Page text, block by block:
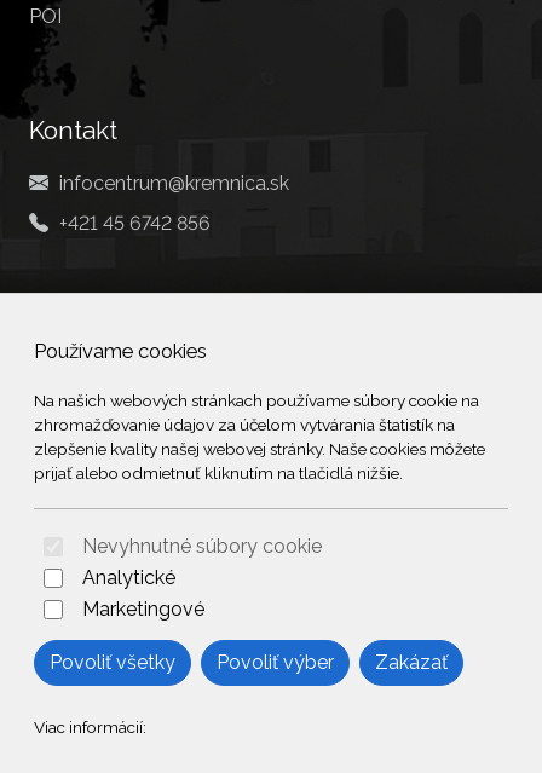
Používame cookies
Na našich webových stránkach používame súbory cookie na
zhromažďovanie údajov za účelom vytvárania štatistík na
zlepšenie kvality našej webovej stránky. Naše cookies môžete
prijať alebo odmietnuť kliknutím na tlačidlá nižšie.
Nevyhnutné súbory cookie
Analytické
Marketingové
Povoliť všetky Povoliť výber Zakázať
Viac informácií:
POI
Kontakt
infocentrum@kremnica.sk
+421 45 6742 856
Social
Facebook
© 2026 Arrabella s.r.o., mayabella s.r.o., Všetky práva vyhradené.
Hosting: - Web: